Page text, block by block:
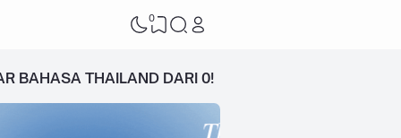
0
BAHASA THAILAND DARI 0!